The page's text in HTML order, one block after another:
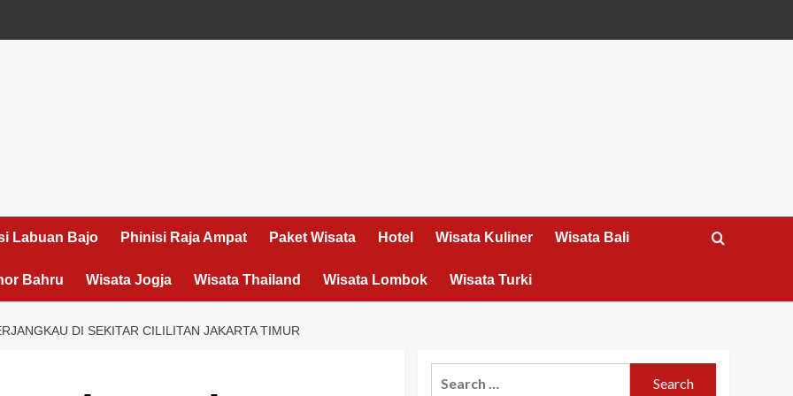
Labuan Bajo Phinisi Raja Ampat Paket Wisata Hotel Wisata Kuliner Wisata Bali
Bahru Wisata Jogja Wisata Thailand Wisata Lombok Wisata Turki
DI SEKITAR CILILITAN JAKARTA TIMUR